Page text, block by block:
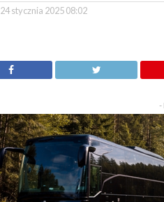
24 stycznia 2025 08:02
-